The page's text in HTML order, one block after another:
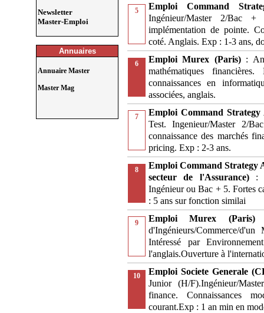
Newsletter
Master-Emploi
Annuaires
Annuaire Master
Master Mag
5
Emploi Command
Ingénieur/Master 2/Bac +
implémentation de pointe.
coté. Anglais. Exp : 1-3 ans,
6 Emploi Murex (Paris) :
mathématiques
connaissances en
associées, anglais.
7
Emploi Command
Test. Ingenieur/Master 2/
connaissance des marchés
pricing. Exp : 2-3 ans.
8
Emploi Command Strategy
secteur de l'Assurance) :
Ingénieur ou Bac + 5. Fortes
: 5 ans sur fonction similai
9
Emploi Murex
d'Ingénieurs/Commerce/
Intéressé par
l'anglais.Ouverture à
10
Emploi Societe Generale
Junior (H/F).Ingénieur/
finance. Connaissances
courant.Exp : 1 an min en